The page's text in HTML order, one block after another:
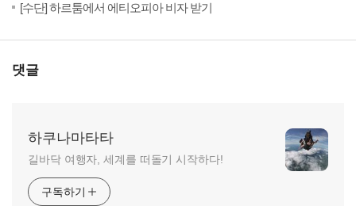
[수단] 하르툼에서 에티오피아 비자 받기
댓글
하쿠나마타타
길바닥 여행자, 세계를 떠돌기 시작하다!
구독하기